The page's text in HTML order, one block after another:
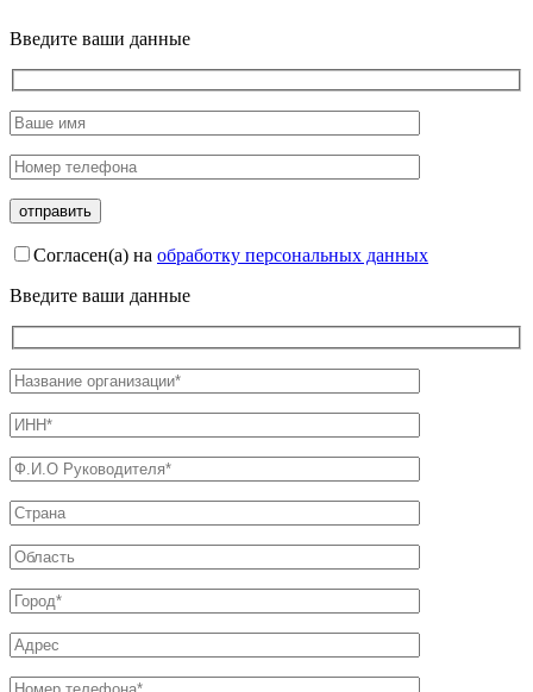
Введите ваши данные
Согласен(а) на обработку персональных данных
Введите ваши данные